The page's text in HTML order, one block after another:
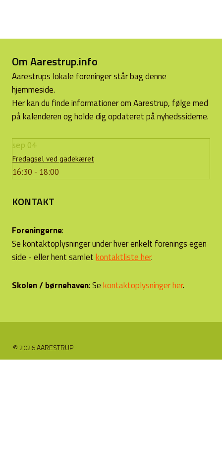
Om Aarestrup.info
Aarestrups lokale foreninger står bag denne
hjemmeside.
Her kan du finde informationer om Aarestrup, følge med
på kalenderen og holde dig opdateret på nyhedssiderne.
sep 04
Fredagsøl ved gadekæret
16:30 - 18:00
KONTAKT
Foreningerne:
Se kontaktoplysninger under hver enkelt forenings egen
side - eller hent samletkontaktliste her.
Skolen / børnehaven: Sekontaktoplysninger her.
© 2026 AARESTRUP